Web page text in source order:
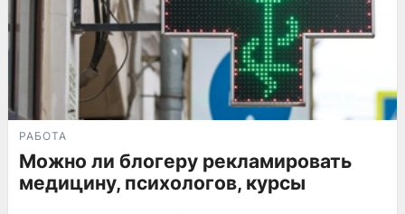
РАБОТА
Можно ли блогеру рекламировать
медицину, психологов, курсы